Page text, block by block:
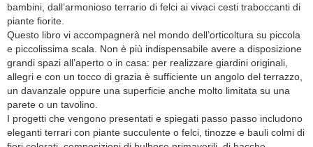
bambini, dall’armonioso terrario di felci ai vivaci cesti traboccanti di
piante fiorite.
Questo libro vi accompagnerà nel mondo dell’orticoltura su piccola
e piccolissima scala. Non è più indispensabile avere a disposizione
grandi spazi all’aperto o in casa: per realizzare giardini originali,
allegri e con un tocco di grazia è sufficiente un angolo del terrazzo,
un davanzale oppure una superficie anche molto limitata su una
parete o un tavolino.
I progetti che vengono presentati e spiegati passo passo includono
eleganti terrari con piante succulente o felci, tinozze e bauli colmi di